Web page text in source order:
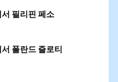
필리핀 페소
폴란드 즐로티